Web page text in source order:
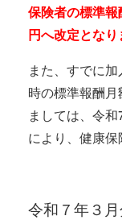
保険者の標準
円へ改定となり
また、すでに
時の標準報酬
ましては、令
により、健康保
令和７年３